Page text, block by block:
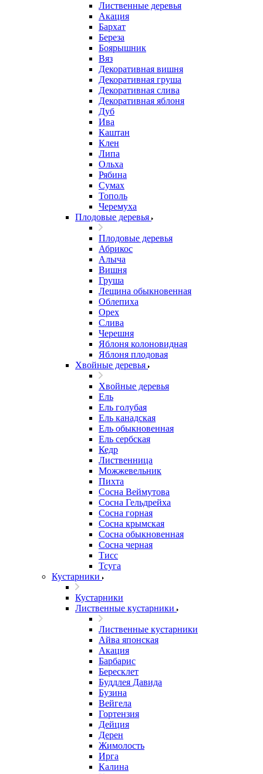
Лиственные деревья
Акация
Бархат
Береза
Боярышник
Вяз
Декоративная вишня
Декоративная груша
Декоративная слива
Декоративная яблоня
Дуб
Ива
Каштан
Клен
Липа
Ольха
Рябина
Сумах
Тополь
Черемуха
Плодовые деревья
Плодовые деревья
Абрикос
Алыча
Вишня
Груша
Лещина обыкновенная
Облепиха
Орех
Слива
Черешня
Яблоня колоновидная
Яблоня плодовая
Хвойные деревья
Хвойные деревья
Ель
Ель голубая
Ель канадская
Ель обыкновенная
Ель сербская
Кедр
Лиственница
Можжевельник
Пихта
Сосна Веймутова
Сосна Гельдрейха
Сосна горная
Сосна крымская
Сосна обыкновенная
Сосна черная
Тисс
Тсуга
Кустарники
Кустарники
Лиственные кустарники
Лиственные кустарники
Айва японская
Акация
Барбарис
Бересклет
Буддлея Давида
Бузина
Вейгела
Гортензия
Дейция
Дерен
Жимолость
Ирга
Калина